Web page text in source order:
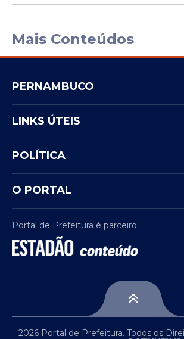
Mais Conteúdos
PERNAMBUCO
LINKS ÚTEIS
POLÍTICA
O PORTAL
Portal de Prefeitura é parceiro
2026 Portal de Prefeitura. Todos os